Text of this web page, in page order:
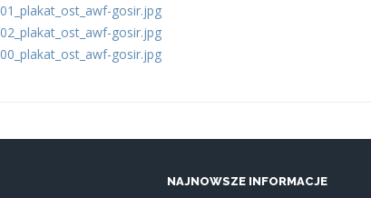
01_plakat_ost_awf-gosir.jpg
02_plakat_ost_awf-gosir.jpg
00_plakat_ost_awf-gosir.jpg
NAJNOWSZE INFORMACJE